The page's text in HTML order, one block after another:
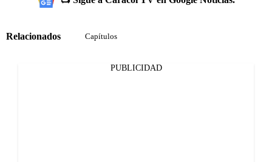
Relacionados Capítulos
PUBLICIDAD